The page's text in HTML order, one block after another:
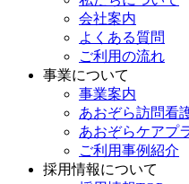
会社案内
よくある質問
ご利用の流れ
事業について
事業案内
あおぞら訪問看
あおぞらケアプ
ご利用事例紹介
採用情報について